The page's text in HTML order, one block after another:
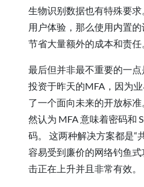
生物识别数据也有特殊要
用户体验，那么使用内置
节省大量额外的成本和责任
最后但并非最不重要的一
投资于昨天的MFA，因为
了一个面向未来的开放标
然认为 MFA 意味着密码和
码。 这两种解决方案都是“
容易受到廉价的网络钓鱼
击正在上升并且非常有效。